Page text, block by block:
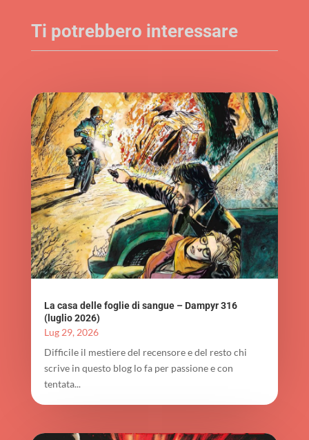
Ti potrebbero interessare
La casa delle foglie di sangue – Dampyr 316
(luglio 2026)
Lug 29, 2026
Difficile il mestiere del recensore e del resto chi
scrive in questo blog lo fa per passione e con
tentata...